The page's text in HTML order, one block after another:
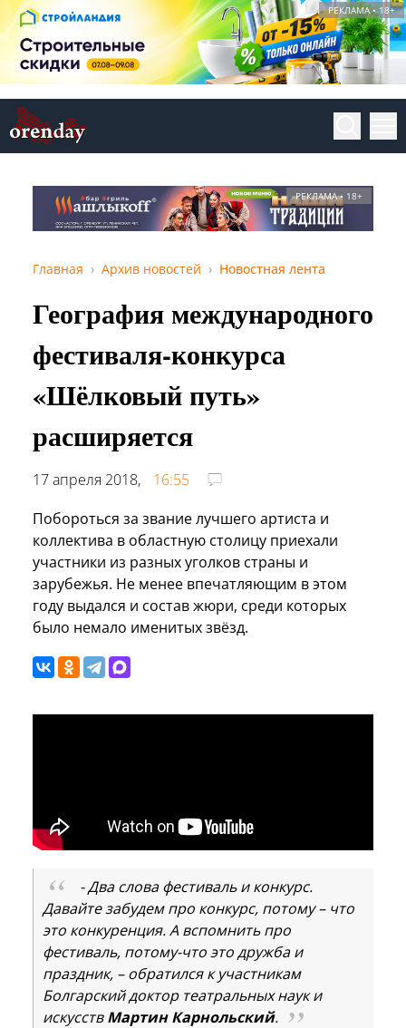
РЕКЛАМА • 18+
РЕКЛАМА • 18+
Главная Архив новостей Новостная лента
География международного
фестиваля-конкурса
«Шёлковый путь»
расширяется
17 апреля 2018,
16:55
Побороться за звание лучшего артиста и
коллектива в областную столицу приехали
участники из разных уголков страны и
зарубежья. Не менее впечатляющим в этом
году выдался и состав жюри, среди которых
было немало именитых звёзд.
- Два слова фестиваль и конкурс.
Давайте забудем про конкурс, потому – что
это конкуренция. А вспомнить про
фестиваль, потому-что это дружба и
праздник, – обратился к участникам
Болгарский доктор театральных наук и
искусствМартин Карнольский.